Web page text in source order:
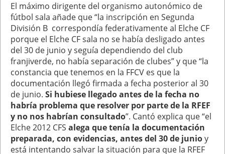
El máximo dirigente del organismo autonómico de
fútbol sala añade que “la inscripción en Segunda
División B correspondía federativamente al Elche CF
porque el Elche CF sala no se había desligado antes
del 30 de junio y seguía dependiendo del club
franjiverde, no había separación de clubes” y que “la
constancia que tenemos en la FFCV es que la
documentación llegó firmada a fecha posterior al 30
de junio. Si hubiese llegado antes de la fecha no
habría problema que resolver por parte de la RFEF
y no nos habrían consultado”. Cantó explica que “el
Elche 2012 CFS alega que tenía la documentación
preparada, con evidencias, antes del 30 de junioy
está intentando salvar la situación para que la RFEF